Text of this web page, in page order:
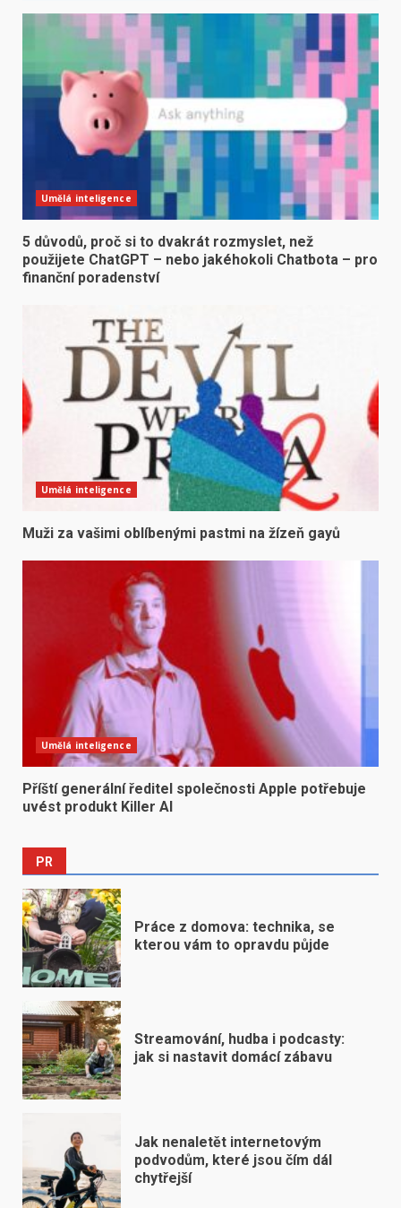
Umělá inteligence
5 důvodů, proč si to dvakrát rozmyslet, než
použijete ChatGPT – nebo jakéhokoli Chatbota – pro
finanční poradenství
Umělá inteligence
Muži za vašimi oblíbenými pastmi na žízeň gayů
Umělá inteligence
Příští generální ředitel společnosti Apple potřebuje
uvést produkt Killer AI
PR
Práce z domova: technika, se
kterou vám to opravdu půjde
Streamování, hudba i podcasty:
jak si nastavit domácí zábavu
Jak nenaletět internetovým
podvodům, které jsou čím dál
chytřejší